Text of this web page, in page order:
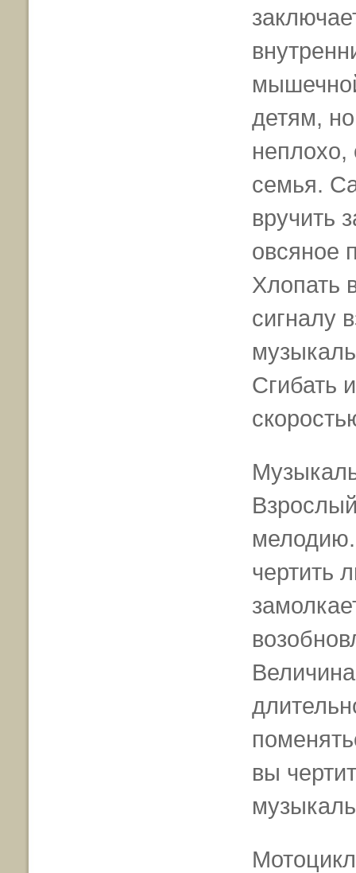
детям,
неплохо,
семья.
вручить
овсяное
Хлопать
сигналу
Сгибать
мелодию.
чертить
вы